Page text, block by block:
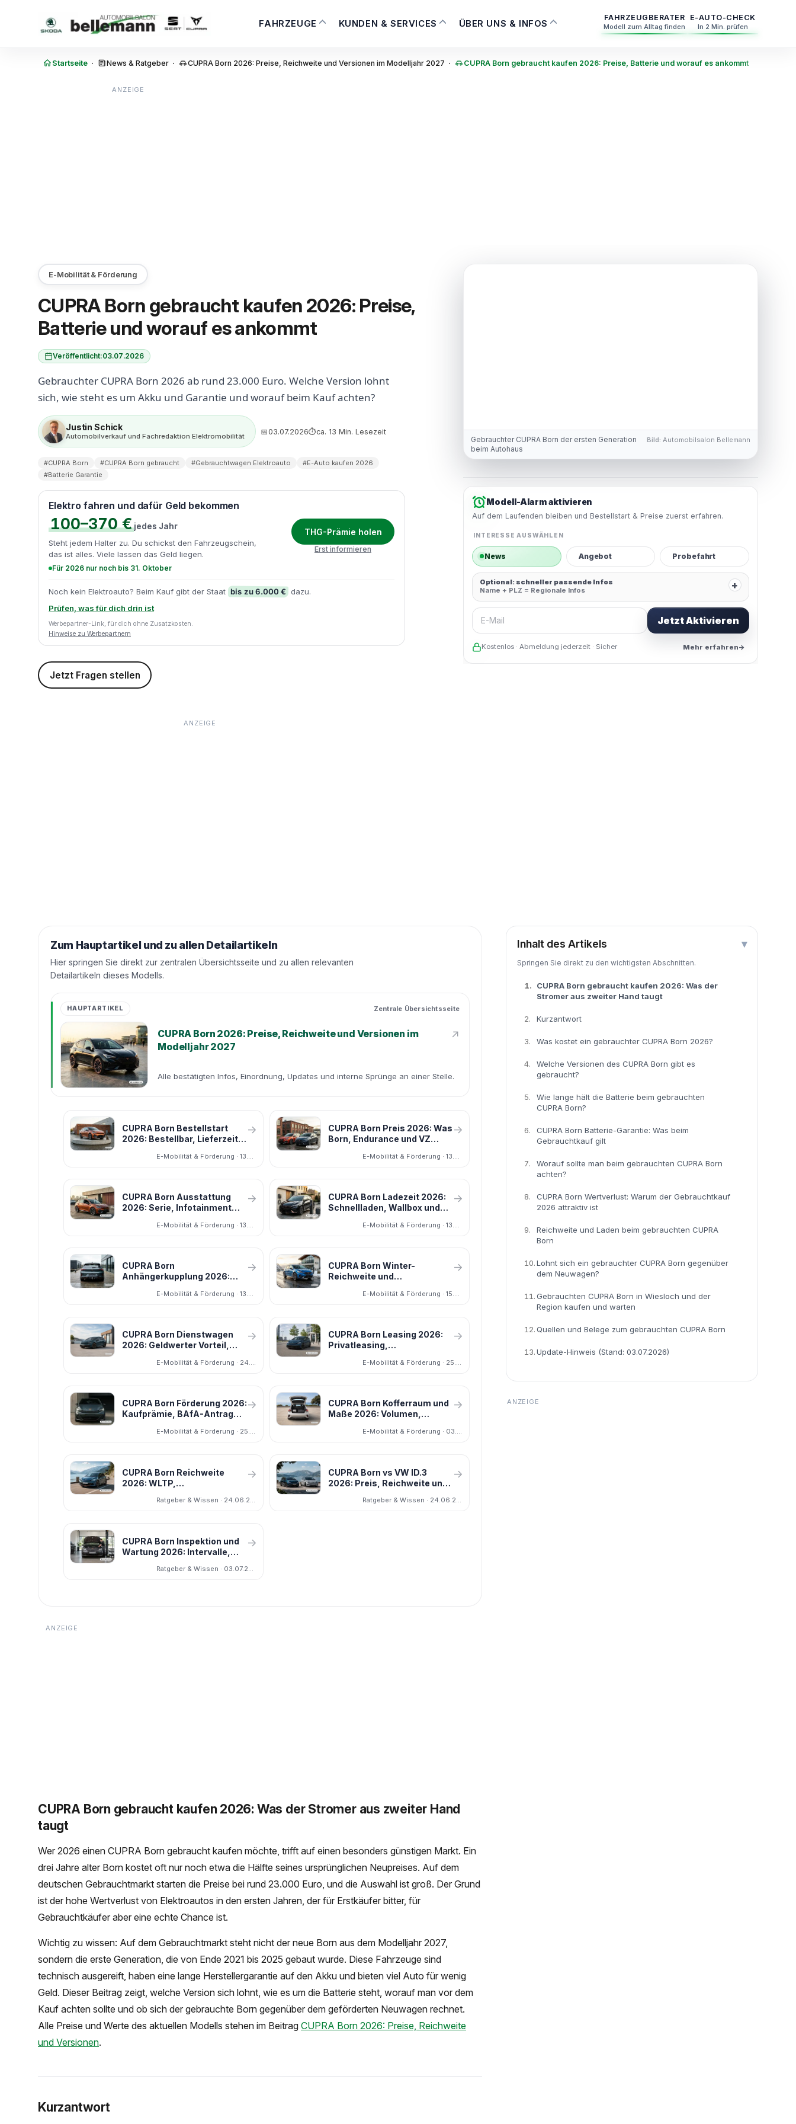
FAHRZEUGE KUNDEN & SERVICES ÜBER UNS & INFOS
FAHRZEUGBERATER
Modell zum Alltag finden
E-AUTO-CHECK
In 2 Min. prüfen
Startseite · News & Ratgeber · CUPRA Born 2026: Preise, Reichweite und Versionen im Modelljahr 2027 · CUPRA Born gebraucht kaufen 2026: Preise, Batterie und worauf es ankommt
E-Mobilität & Förderung
CUPRA Born gebraucht kaufen 2026: Preise,
Batterie und worauf es ankommt
Veröffentlicht:03.07.2026
Gebrauchter CUPRA Born 2026 ab rund 23.000 Euro. Welche Version lohnt
sich, wie steht es um Akku und Garantie und worauf beim Kauf achten?
Justin Schick
Automobilverkauf und Fachredaktion Elektromobilität 📅 03.07.2026⏱ca. 13 Min. Lesezeit
#CUPRA Born #CUPRA Born gebraucht #Gebrauchtwagen Elektroauto
#E-Auto kaufen 2026
#Batterie Garantie
Elektro fahren und dafür Geld bekommen
100–370 € jedes Jahr
Steht jedem Halter zu. Du schickst den Fahrzeugschein,
das ist alles. Viele lassen das Geld liegen.
Für 2026 nur noch bis 31. Oktober
THG-Prämie holen
Erst informieren
Noch kein Elektroauto? Beim Kauf gibt der Staat bis zu 6.000 € dazu.
Prüfen, was für dich drin ist
Werbepartner-Link, für dich ohne Zusatzkosten.
Hinweise zu Werbepartnern
Jetzt Fragen stellen
Gebrauchter CUPRA Born der ersten Generation
beim Autohaus
Bild: Automobilsalon Bellemann
Modell-Alarm aktivieren
Auf dem Laufenden bleiben und Bestellstart & Preise zuerst erfahren.
INTERESSE AUSWÄHLEN
News Angebot Probefahrt
Optional: schneller passende Infos
Name + PLZ = Regionale Infos
+
E-Mail
Jetzt Aktivieren
Kostenlos · Abmeldung jederzeit · Sicher Mehr erfahren→
Zum Hauptartikel und zu allen Detailartikeln
Hier springen Sie direkt zur zentralen Übersichtsseite und zu allen relevanten
Detailartikeln dieses Modells.
HAUPTARTIKEL Zentrale Übersichtsseite
CUPRA Born 2026: Preise, Reichweite und Versionen im
Modelljahr 2027
↗
Alle bestätigten Infos, Einordnung, Updates und interne Sprünge an einer Stelle.
CUPRA Born Bestellstart
2026: Bestellbar, Lieferzeit,
→
CUPRA Born Preis 2026: Was
Born, Endurance und VZ
→
CUPRA Born Ausstattung
2026: Serie, Infotainment
→
E-Mobilität & Förderung · 13.05.2026
CUPRA Born Ladezeit 2026:
Schnellladen, Wallbox und
→
E-Mobilität & Förderung · 13.05.2026
CUPRA Born
Anhängerkupplung 2026:
→
E-Mobilität & Förderung · 13.05.2026
CUPRA Born Winter-
Reichweite und
Kälte bleibt
→
E-Mobilität & Förderung · 15.05.2026
CUPRA Born Dienstwagen
2026: Geldwerter Vorteil,
Versionen
→
E-Mobilität & Förderung · 24.06.2026
CUPRA Born Leasing 2026:
Privatleasing,
Versionen im Vergleich
→
E-Mobilität & Förderung · 25.06.2026
CUPRA Born Förderung 2026:
Kaufprämie, BAfA-Antrag
→
E-Mobilität & Förderung · 25.06.2026
CUPRA Born Kofferraum und
Maße 2026: Volumen,
→
E-Mobilität & Förderung · 03.07.2026
CUPRA Born Reichweite
2026: WLTP,
Autobahn erklärt
→
Ratgeber & Wissen · 24.06.2026
CUPRA Born vs VW ID.3
2026: Preis, Reichweite und
→
Ratgeber & Wissen · 24.06.2026
CUPRA Born Inspektion und
Wartung 2026: Intervalle,
→
Ratgeber & Wissen · 03.07.2026
CUPRA Born gebraucht kaufen 2026: Was der Stromer aus zweiter Hand
taugt
Wer 2026 einen CUPRA Born gebraucht kaufen möchte, trifft auf einen besonders günstigen Markt. Ein
drei Jahre alter Born kostet oft nur noch etwa die Hälfte seines ursprünglichen Neupreises. Auf dem
deutschen Gebrauchtmarkt starten die Preise bei rund 23.000 Euro, und die Auswahl ist groß. Der Grund
ist der hohe Wertverlust von Elektroautos in den ersten Jahren, der für Erstkäufer bitter, für
Gebrauchtkäufer aber eine echte Chance ist.
Wichtig zu wissen: Auf dem Gebrauchtmarkt steht nicht der neue Born aus dem Modelljahr 2027,
sondern die erste Generation, die von Ende 2021 bis 2025 gebaut wurde. Diese Fahrzeuge sind
technisch ausgereift, haben eine lange Herstellergarantie auf den Akku und bieten viel Auto für wenig
Geld. Dieser Beitrag zeigt, welche Version sich lohnt, wie es um die Batterie steht, worauf man vor dem
Kauf achten sollte und ob sich der gebrauchte Born gegenüber dem geförderten Neuwagen rechnet.
Alle Preise und Werte des aktuellen Modells stehen im Beitrag CUPRA Born 2026: Preise, Reichweite
und Versionen.
Kurzantwort
Inhalt des Artikels ▾
Springen Sie direkt zu den wichtigsten Abschnitten.
1.
CUPRA Born gebraucht kaufen 2026: Was der
Stromer aus zweiter Hand taugt
2. Kurzantwort
3. Was kostet ein gebrauchter CUPRA Born 2026?
4.
Welche Versionen des CUPRA Born gibt es
gebraucht?
5.
Wie lange hält die Batterie beim gebrauchten
CUPRA Born?
6.
CUPRA Born Batterie-Garantie: Was beim
Gebrauchtkauf gilt
7.
Worauf sollte man beim gebrauchten CUPRA Born
achten?
8.
CUPRA Born Wertverlust: Warum der Gebrauchtkauf
2026 attraktiv ist
9.
Reichweite und Laden beim gebrauchten CUPRA
Born
10.Lohnt sich ein gebrauchter CUPRA Born gegenüber
dem Neuwagen?
11.Gebrauchten CUPRA Born in Wiesloch und der
Region kaufen und warten
12.Quellen und Belege zum gebrauchten CUPRA Born
13.Update-Hinweis (Stand: 03.07.2026)